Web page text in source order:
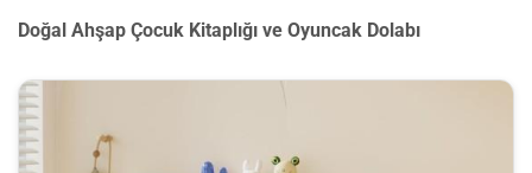
Doğal Ahşap Çocuk Kitaplığı ve Oyuncak Dolabı